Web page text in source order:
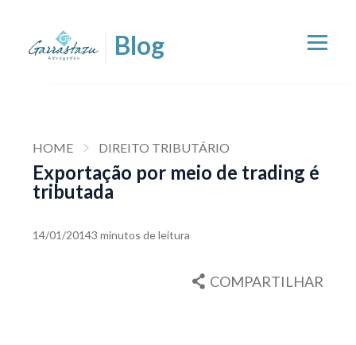
HOME DIREITO TRIBUTÁRIO
Exportação por meio de trading é
tributada
14/01/20143 minutos de leitura
COMPARTILHAR